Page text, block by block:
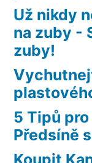
Už nikdy
na zuby -
zuby!
5 Tipů
Předsíně
Koupit